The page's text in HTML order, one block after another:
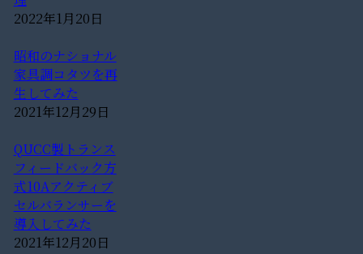
2022年1月20日
昭和のナショナル
家具調コタツを再
生してみた
2021年12月29日
QUCC製トランス
フィードバック方
式10Aアクティブ
セルバランサーを
導入してみた
2021年12月20日